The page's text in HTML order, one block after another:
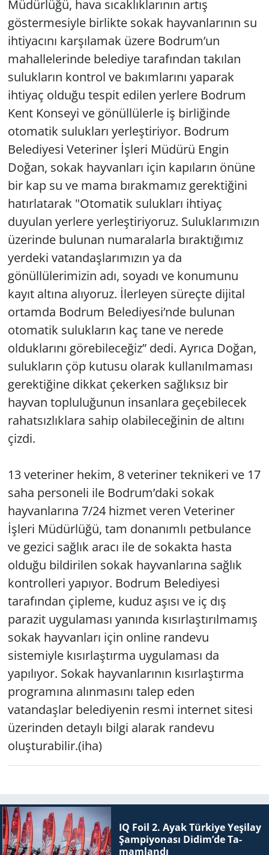
Müdürlüğü, hava sıcaklıklarının artış
göstermesiyle birlikte sokak hayvanlarının su
ihtiyacını karşılamak üzere Bodrum’un
mahallelerinde belediye tarafından takılan
sulukların kontrol ve bakımlarını yaparak
ihtiyaç olduğu tespit edilen yerlere Bodrum
Kent Konseyi ve gönüllülerle iş birliğinde
otomatik sulukları yerleştiriyor. Bodrum
Belediyesi Veteriner İşleri Müdürü Engin
Doğan, sokak hayvanları için kapıların önüne
bir kap su ve mama bırakmamız gerektiğini
hatırlatarak "Otomatik sulukları ihtiyaç
duyulan yerlere yerleştiriyoruz. Suluklarımızın
üzerinde bulunan numaralarla bıraktığımız
yerdeki vatandaşlarımızın ya da
gönüllülerimizin adı, soyadı ve konumunu
kayıt altına alıyoruz. İlerleyen süreçte dijital
ortamda Bodrum Belediyesi’nde bulunan
otomatik sulukların kaç tane ve nerede
olduklarını görebileceğiz” dedi. Ayrıca Doğan,
sulukların çöp kutusu olarak kullanılmaması
gerektiğine dikkat çekerken sağlıksız bir
hayvan topluluğunun insanlara geçebilecek
rahatsızlıklara sahip olabileceğinin de altını
çizdi.
13 veteriner hekim, 8 veteriner teknikeri ve 17
saha personeli ile Bodrum’daki sokak
hayvanlarına 7/24 hizmet veren Veteriner
İşleri Müdürlüğü, tam donanımlı petbulance
ve gezici sağlık aracı ile de sokakta hasta
olduğu bildirilen sokak hayvanlarına sağlık
kontrolleri yapıyor. Bodrum Belediyesi
tarafından çipleme, kuduz aşısı ve iç dış
parazit uygulaması yanında kısırlaştırılmamış
sokak hayvanları için online randevu
sistemiyle kısırlaştırma uygulaması da
yapılıyor. Sokak hayvanlarının kısırlaştırma
programına alınmasını talep eden
vatandaşlar belediyenin resmi internet sitesi
üzerinden detaylı bilgi alarak randevu
oluşturabilir.(iha)
IQ Foil 2. Ayak Tür­ki­ye Ye­şi­lay
Şam­pi­yo­na­sı Didim’de Ta­
mam­lan­dı
SİYASET
SPOR
Yerel